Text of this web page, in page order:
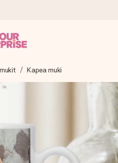
lähetämme sen hetkessä,
aikaan, kun sillä on eniten
perusteella)
arvosana on 4,8 Google
Kapea muki